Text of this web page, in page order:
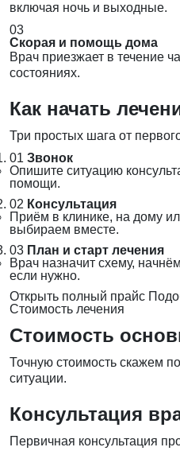
включая ночь и выходные.
03
Скорая и помощь дома
Врач приезжает в течение
состояниях.
Как начать
Три простых шага от
01 Звонок
Опишите ситуацию
помощи.
02 Консультация
Приём в клинике, на дому
выбираем вместе.
03 План и старт лечения
Врач назначит схему,
если нужно.
Открыть полный прайс
Стоимость лечения
Стоимость
Точную стоимость скажем
ситуации.
Консультация
Первичная консультация